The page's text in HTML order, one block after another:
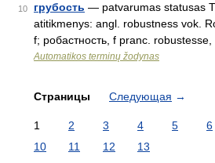
10 грубость — patvarumas statusas
atitikmenys: angl. robustness vok.
f; робастность, f pranc. robustesse,
Automatikos terminų žodynas
Страницы Следующая →
1 2 3 4 5 6
10
11 12 13